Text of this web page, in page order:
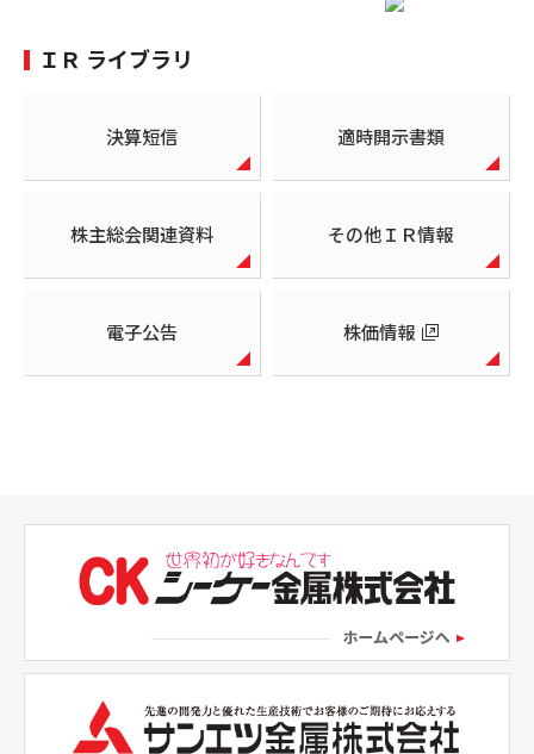
ＩＲ ライブラリ
決算短信 適時開示書類
株主総会関連資料 その他ＩＲ情報
電子公告 株価情報